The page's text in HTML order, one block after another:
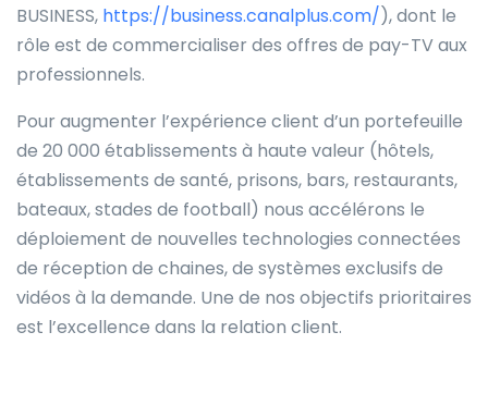
BUSINESS, https://business.canalplus.com/), dont le
rôle est de commercialiser des offres de pay-TV aux
professionnels.
Pour augmenter l’expérience client d’un portefeuille
de 20 000 établissements à haute valeur (hôtels,
établissements de santé, prisons, bars, restaurants,
bateaux, stades de football) nous accélérons le
déploiement de nouvelles technologies connectées
de réception de chaines, de systèmes exclusifs de
vidéos à la demande. Une de nos objectifs prioritaires
est l’excellence dans la relation client.